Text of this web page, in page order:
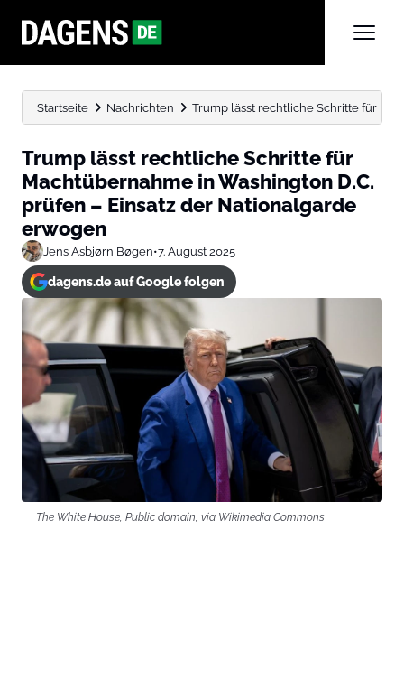
Startseite Nachrichten Trump lässt rechtliche Schritte für
Trump lässt rechtliche Schritte für
Machtübernahme in Washington D.C.
prüfen – Einsatz der Nationalgarde
erwogen
Jens Asbjørn Bøgen•7. August 2025
dagens.de auf Google folgen
The White House, Public domain, via Wikimedia Commons